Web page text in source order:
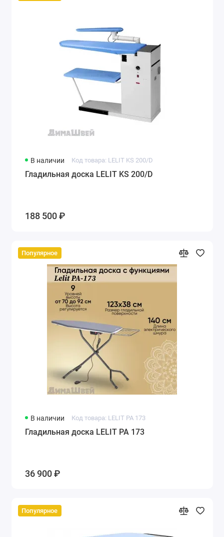
В наличии Код товара: LELIT KS 200/D
Гладильная доска LELIT KS 200/D
188 500 ₽
Популярное
В наличии Код товара: LELIT PA 173
Гладильная доска LELIT PA 173
36 900 ₽
Популярное